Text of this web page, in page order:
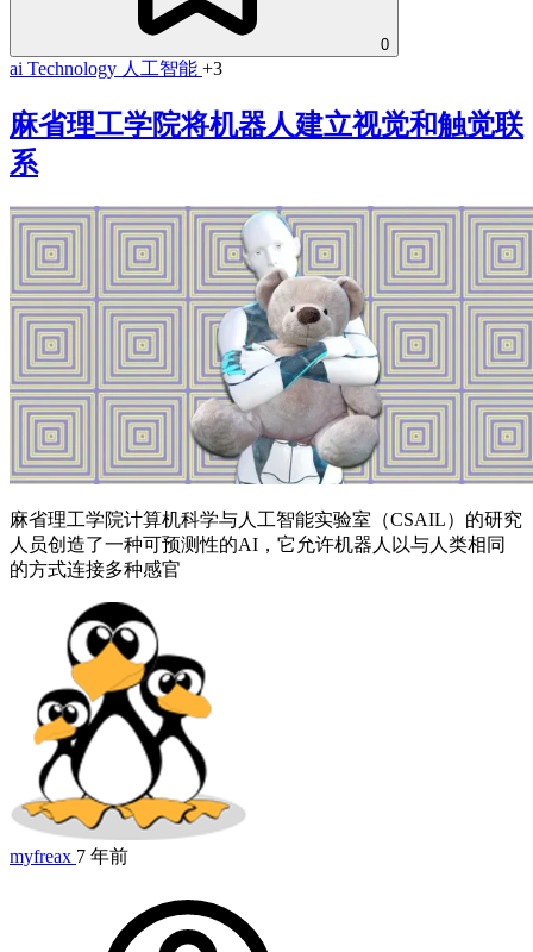
0
ai Technology 人工智能 +3
麻省理工学院将机器人建立视觉和触觉联
系
麻省理工学院计算机科学与人工智能实验室（CSAIL）的研究
人员创造了一种可预测性的AI，它允许机器人以与人类相同
的方式连接多种感官
myfreax 7 年前